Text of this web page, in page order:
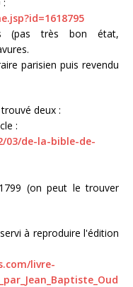
(pas très bon état,
parisien puis revendu
deux :
:
de-la-bible-de-
(on peut le trouver
à reproduire l'édition
livre-